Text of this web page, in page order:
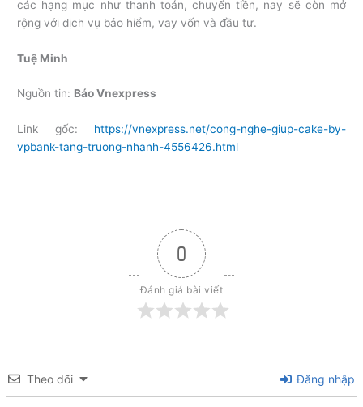
các hạng mục như thanh toán, chuyển tiền, nay sẽ còn mở
rộng với dịch vụ bảo hiểm, vay vốn và đầu tư.
Tuệ Minh
Nguồn tin: Báo Vnexpress
Link gốc: https://vnexpress.net/cong-nghe-giup-cake-by-
vpbank-tang-truong-nhanh-4556426.html
0
Đánh giá bài viết
Theo dõi Đăng nhập